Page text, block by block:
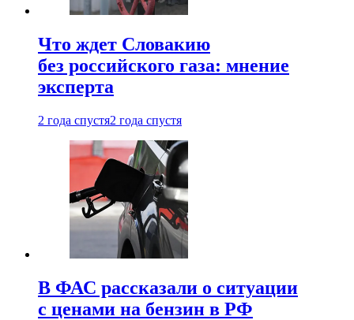
Что ждет Словакию
без российского газа: мнение
эксперта
2 года спустя2 года спустя
В ФАС рассказали о ситуации
с ценами на бензин в РФ